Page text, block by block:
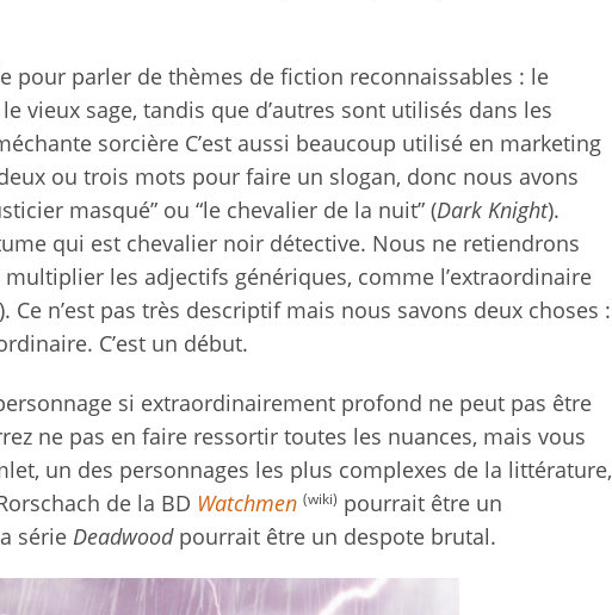
pour parler de thèmes de fiction reconnaissables : le
vieux sage, tandis que d’autres sont utilisés dans les
sorcière C’est aussi beaucoup utilisé en marketing
ou trois mots pour faire un slogan, donc nous avons
masqué” ou “le chevalier de la nuit” (Dark Knight).
qui est chevalier noir détective. Nous ne retiendrons
les adjectifs génériques, comme l’extraordinaire
). Ce n’est pas très descriptif mais nous savons deux choses :
C’est un début.
si extraordinairement profond ne peut pas être
ne pas en faire ressortir toutes les nuances, mais vous
un des personnages les plus complexes de la littérature,
de la BD Watchmen (wiki) pourrait être un
série Deadwoodpourrait être un despote brutal.